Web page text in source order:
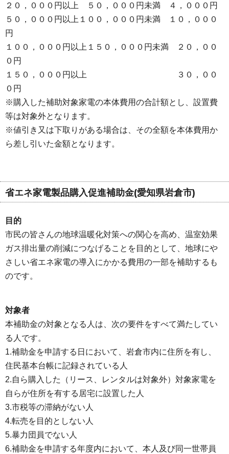
２０，０００円以上 ５０，０００円未満 ４，０００円
５０，０００円以上１００，０００円未満 １０，０００
円
１００，０００円以上１５０，０００円未満 ２０，００
０円
１５０，０００円以上 ３０，００
０円
※購入した補助対象家電の本体費用の合計額とし、設置費
等は対象外となります。
※値引き又は下取りがある場合は、その全額を本体費用か
ら差し引いた金額となります。
省エネ家電製品購入促進補助金(愛知県岩倉市)
目的
市民の皆さんの地球温暖化対策への関心を高め、温室効果
ガス排出量の削減につなげることを目的として、地球にや
さしい省エネ家電の導入にかかる費用の一部を補助するも
のです。
対象者
本補助金の対象となる人は、次の要件をすべて満たしてい
る人です。
1.補助金を申請する日において、岩倉市内に住所を有し、
住民基本台帳に記録されている人
2.自ら購入した（リース、レンタルは対象外）対象家電を
自らが住所を有する居宅に設置した人
3.市税等の滞納がない人
4.転売を目的としない人
5.暴力団員でない人
6.補助金を申請する年度内において、本人及び同一世帯員